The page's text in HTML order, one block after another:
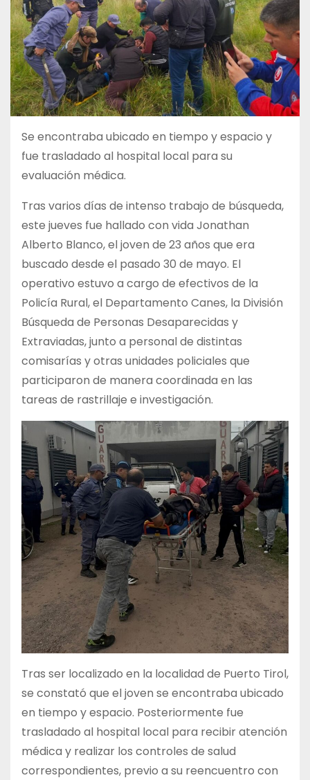
Se encontraba ubicado en tiempo y espacio y
fue trasladado al hospital local para su
evaluación médica.
Tras varios días de intenso trabajo de búsqueda,
este jueves fue hallado con vida Jonathan
Alberto Blanco, el joven de 23 años que era
buscado desde el pasado 30 de mayo. El
operativo estuvo a cargo de efectivos de la
Policía Rural, el Departamento Canes, la División
Búsqueda de Personas Desaparecidas y
Extraviadas, junto a personal de distintas
comisarías y otras unidades policiales que
participaron de manera coordinada en las
tareas de rastrillaje e investigación.
Tras ser localizado en la localidad de Puerto Tirol,
se constató que el joven se encontraba ubicado
en tiempo y espacio. Posteriormente fue
trasladado al hospital local para recibir atención
médica y realizar los controles de salud
correspondientes, previo a su reencuentro con